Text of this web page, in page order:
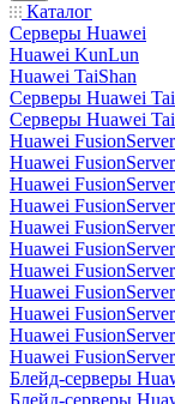
Каталог
Серверы Huawei
Huawei KunLun
Huawei TaiShan
Серверы Huawei
Серверы Huawei
Huawei
Huawei
Huawei
Huawei
Huawei
Huawei
Huawei
Huawei
Huawei
Huawei
Huawei
Блейд-серверы
Блейд-серверы